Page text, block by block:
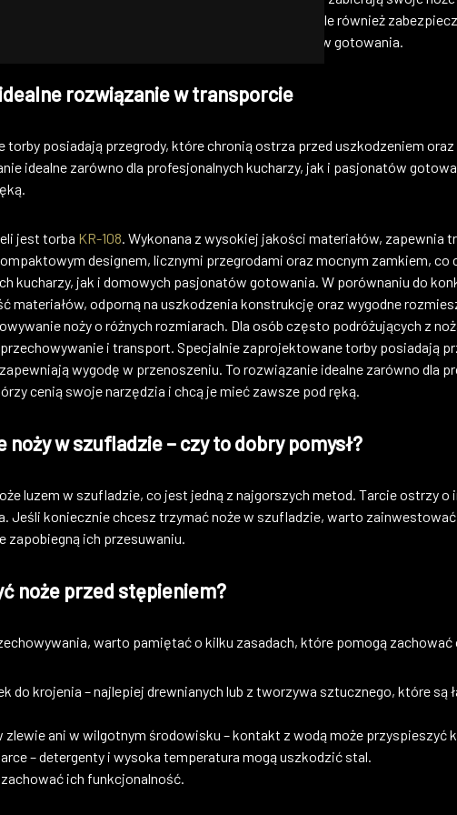
kuchenne nie tylko chroni ostrza przed stępieniem, ale również
rozwiązanie dla profesjonalnych kucharzy i pasjonatów gotowania.
rozwiązanie w transporcie
torby posiadają przegrody, które chronią ostrza przed uszkodzeniem
idealne zarówno dla profesjonalnych kucharzy, jak i pasjonatów
jest torba KR-108. Wykonana z wysokiej jakości materiałów, zapewnia
designem, licznymi przegrodami oraz mocnym zamkiem, co
kucharzy, jak i domowych pasjonatów gotowania. W porównaniu do
materiałów, odporną na uszkodzenia konstrukcję oraz wygodne
noży o różnych rozmiarach. Dla osób często podróżujących z
i transport. Specjalnie zaprojektowane torby posiadają
wygodę w przenoszeniu. To rozwiązanie idealne zarówno dla
cenią swoje narzędzia i chcą je mieć zawsze pod ręką.
noży w szufladzie – czy to dobry pomysł?
luzem w szufladzie, co jest jedną z najgorszych metod. Tarcie ostrzy
Jeśli koniecznie chcesz trzymać noże w szufladzie, warto zainwestować
zapobiegną ich przesuwaniu.
noże przed stępieniem?
warto pamiętać o kilku zasadach, które pomogą zachować
do krojenia – najlepiej drewnianych lub z tworzywa sztucznego, które są
zlewie ani w wilgotnym środowisku – kontakt z wodą może przyspieszyć
– detergenty i wysoka temperatura mogą uszkodzić stal.
ich funkcjonalność.